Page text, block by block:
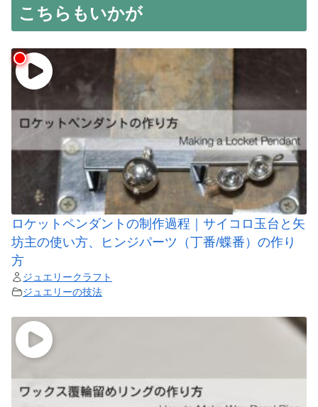
こちらもいかが
ロケットペンダントの制作過程｜サイコロ玉台と矢
坊主の使い方、ヒンジパーツ（丁番/蝶番）の作り
方
ジュエリークラフト
ジュエリーの技法